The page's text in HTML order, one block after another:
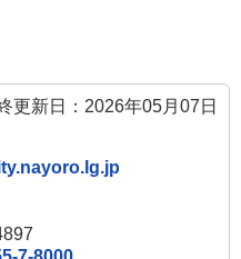
更新日：2026年05月07日